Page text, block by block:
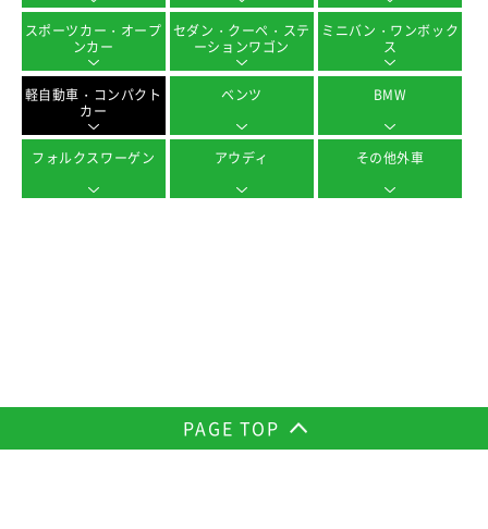
スポーツカー・オープ
ンカー
セダン・クーペ・ステ
ーションワゴン
ミニバン・ワンボック
ス
軽自動車・コンパクト
カー
ベンツ BMW
フォルクスワーゲン アウディ その他外車
PAGE TOP